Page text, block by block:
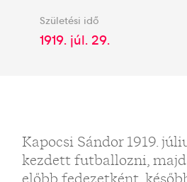
Születési idő
1919. júl. 29.
Kapocsi Sándor 1919.
kezdett futballozni,